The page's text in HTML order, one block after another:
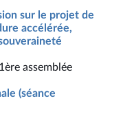
sur le projet de
accélérée,
assemblée
(séance